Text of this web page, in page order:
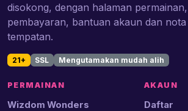
disokong, dengan halaman
pembayaran, bantuan akaun dan
tempatan.
21+ SSL Mengutamakan mudah alih
PERMAINAN
Wizdom Wonders
AKAUN
Daftar